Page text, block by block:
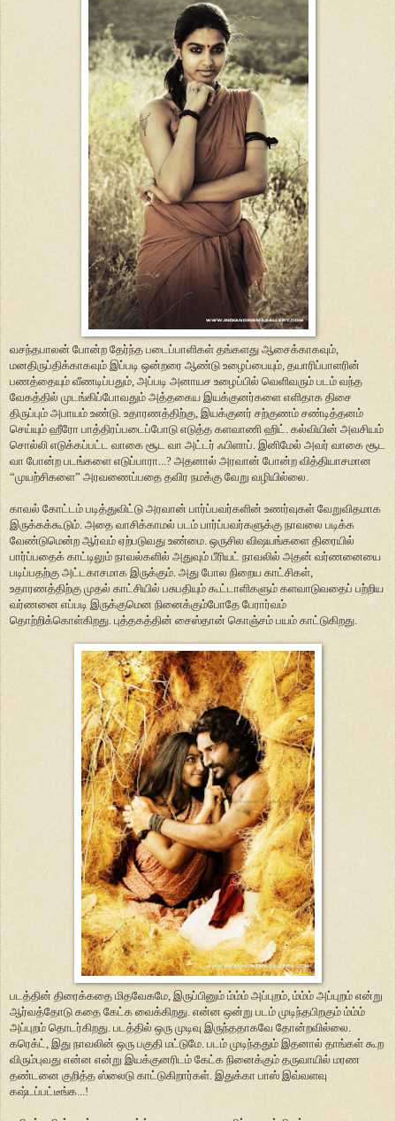
வசந்தபாலன் போன்ற தேர்ந்த படைப்பாளிகள் தங்களது ஆசைக்காகவும்,
மனதிருப்திக்காகவும் இப்படி ஒன்றரை ஆண்டு உழைப்பையும், தயாரிப்பாளரின்
பணத்தையும் வீணடிப்பதும், அப்படி அனாயச உழைப்பில் வெளிவரும் படம் வந்த
வேகத்தில் முடங்கிப்போவதும் அத்தகைய இயக்குனர்களை எளிதாக திசை
திருப்பும் அபாயம் உண்டு. உதாரணத்திற்கு, இயக்குனர் சற்குணம் சண்டித்தனம்
செய்யும் ஹீரோ பாத்திரப்படைப்போடு எடுத்த களவாணி ஹிட். கல்வியின் அவசியம்
சொல்லி எடுக்கப்பட்ட வாகை சூட வா அட்டர் ஃபிளாப். இனிமேல் அவர் வாகை சூட
வா போன்ற படங்களை எடுப்பாரா...? அதனால் அரவான் போன்ற வித்தியாசமான
“முயற்சிகளை” அரவணைப்பதை தவிர நமக்கு வேறு வழியில்லை.
காவல் கோட்டம் படித்துவிட்டு அரவான் பார்ப்பவர்களின் உணர்வுகள் வேறுவிதமாக
இருக்கக்கூடும். அதை வாசிக்காமல் படம் பார்ப்பவர்களுக்கு நாவலை படிக்க
வேண்டுமென்ற ஆர்வம் ஏற்படுவது உண்மை. ஒருசில விஷயங்களை திரையில்
பார்ப்பதைக் காட்டிலும் நாவல்களில் அதுவும் பீரியட் நாவலில் அதன் வர்ணனையை
படிப்பதற்கு அட்டகாசமாக இருக்கும். அது போல நிறைய காட்சிகள்,
உதாரணத்திற்கு முதல் காட்சியில் பசுபதியும் கூட்டாளிகளும் களவாடுவதைப் பற்றிய
வர்ணனை எப்படி இருக்குமென நினைக்கும்போதே பேரார்வம்
தொற்றிக்கொள்கிறது. புத்தகத்தின் சைஸ்தான் கொஞ்சம் பயம் காட்டுகிறது.
படத்தின் திரைக்கதை மிதவேகமே, இருப்பினும் ம்ம்ம் அப்புறம், ம்ம்ம் அப்புறம் என்று
ஆர்வத்தோடு கதை கேட்க வைக்கிறது. என்ன ஒன்று படம் முடிந்தபிறகும் ம்ம்ம்
அப்புறம் தொடர்கிறது. படத்தில் ஒரு முடிவு இருந்ததாகவே தோன்றவில்லை.
கரெக்ட், இது நாவலின் ஒரு பகுதி மட்டுமே. படம் முடிந்ததும் இதனால் தாங்கள் கூற
விரும்புவது என்ன என்று இயக்குனரிடம் கேட்க நினைக்கும் தருவாயில் மரண
தண்டனை குறித்த ஸ்லைடு காட்டுகிறார்கள். இதுக்கா பாஸ் இவ்வளவு
கஷ்டப்பட்டீங்க...!